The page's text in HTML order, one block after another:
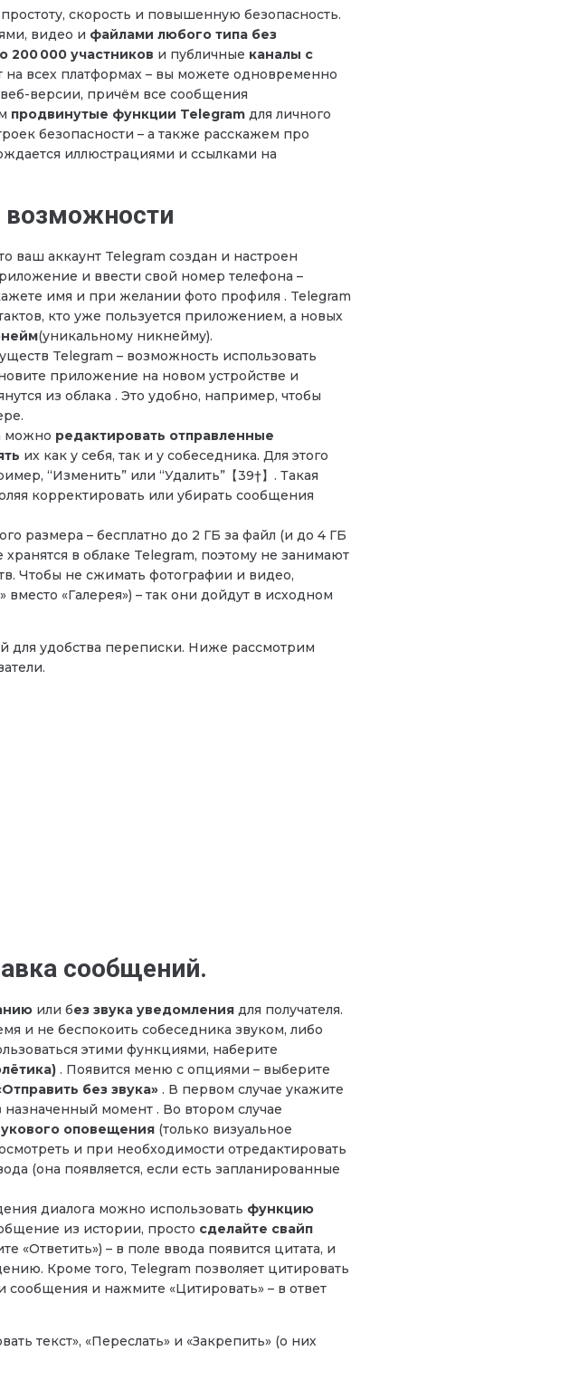
скорость и повышенную безопасность.
видео и файлами любого типа без
200 000 участников и публичные каналы с
всех платформах – вы можете одновременно
версии, причём все сообщения
продвинутые функции Telegram для личного
безопасности – а также расскажем про
иллюстрациями и ссылками на
возможности
ваш аккаунт Telegram создан и настроен
и ввести свой номер телефона –
имя и при желании фото профиля . Telegram
кто уже пользуется приложением, а новых
(уникальному никнейму).
Telegram – возможность использовать
приложение на новом устройстве и
из облака . Это удобно, например, чтобы
можно редактировать отправленные
их как у себя, так и у собеседника. Для этого
“Изменить” или “Удалить”【39†】. Такая
корректировать или убирать сообщения
размера – бесплатно до 2 ГБ за файл (и до 4 ГБ
в облаке Telegram, поэтому не занимают
Чтобы не сжимать фотографии и видео,
«Галерея») – так они дойдут в исходном
для удобства переписки. Ниже рассмотрим
сообщений.
или без звука уведомления для получателя.
и не беспокоить собеседника звуком, либо
этими функциями, наберите
. Появится меню с опциями – выберите
без звука» . В первом случае укажите
момент . Во втором случае
оповещения (только визуальное
и при необходимости отредактировать
(она появляется, если есть запланированные
диалога можно использовать функцию
из истории, просто сделайте свайп
– в поле ввода появится цитата, и
Кроме того, Telegram позволяет цитировать
сообщения и нажмите «Цитировать» – в ответ
текст», «Переслать» и «Закрепить» (о них